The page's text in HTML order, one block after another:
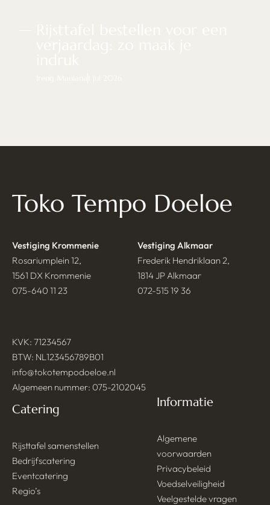
Toko Tempo Doeloe
Vestiging Krommenie
Rosariumplein 12,
1561 DX Krommenie
075-640 11 23
Vestiging Alkmaar
Frederik Hendriklaan 2,
1814 JP Alkmaar
072-515 19 36
KVK: 71234567
BTW: NL123456789B01
info@tokotempodoeloe.nl
Algemeen nummer: 075-2102045
Catering
Rijsttafel samenstellen
Bedrijfscatering
Eventcatering
Regio’s
Informatie
Algemene
voorwaarden
Privacybeleid
Voedselveiligheid
Veelgestelde vragen